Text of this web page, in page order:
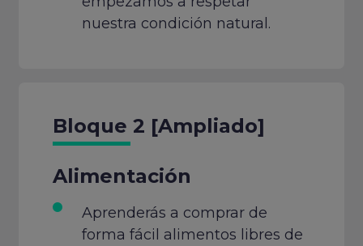
nuestra condición natural.
Bloque 2 [Ampliado]
Alimentación
Aprenderás a comprar de
forma fácil alimentos libres de